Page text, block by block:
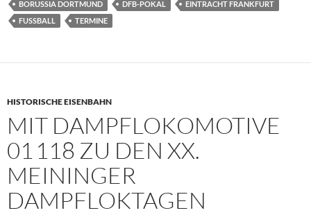
BORUSSIA DORTMUND DFB-POKAL
EINTRACHT FRANKFURT
FUSSBALL
TERMINE
HISTORISCHE EISENBAHN
MIT DAMPFLOKOMOTIVE
01 118 ZU DEN XX.
MEININGER
DAMPFLOKTAGEN